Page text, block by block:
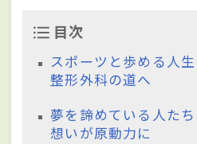
目次
スポーツと歩める人
整形外科の道へ
夢を諦めている人た
想いが原動力に